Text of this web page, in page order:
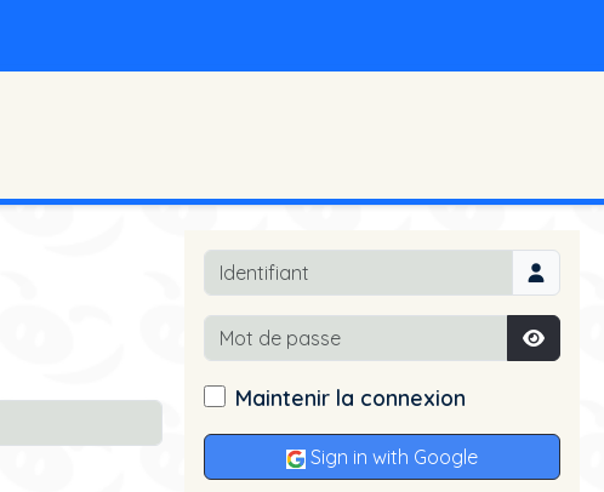
Identifiant
Mot de passe
Maintenir la connexion
Sign in with Google